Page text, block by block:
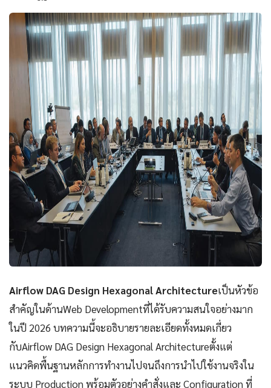
Airflow DAG Design Hexagonal Architectureเป็นหัวข้อ
สำคัญในด้านWeb Developmentที่ได้รับความสนใจอย่างมาก
ในปี 2026 บทความนี้จะอธิบายรายละเอียดทั้งหมดเกี่ยว
กับAirflow DAG Design Hexagonal Architectureตั้งแต่
แนวคิดพื้นฐานหลักการทำงานไปจนถึงการนำไปใช้งานจริงใน
ระบบ Production พร้อมตัวอย่างคำสั่งและ Configuration ที่